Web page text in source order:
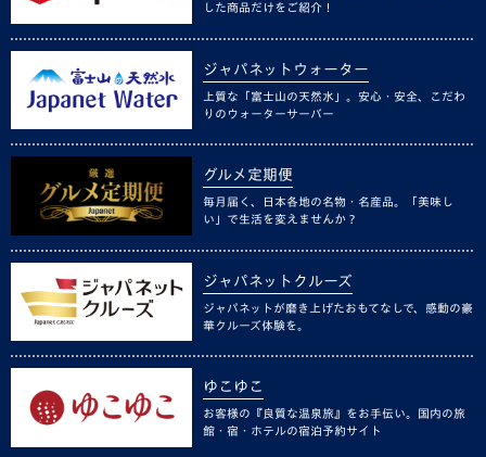
した商品だけをご紹介！
ジャパネットウォーター
上質な「富士山の天然水」。安心・安全、こだわ
りのウォーターサーバー
グルメ定期便
毎月届く、日本各地の名物・名産品。「美味し
い」で生活を変えませんか？
ジャパネットクルーズ
ジャパネットが磨き上げたおもてなしで、感動の豪
華クルーズ体験を。
ゆこゆこ
お客様の『良質な温泉旅』をお手伝い。国内の旅
館・宿・ホテルの宿泊予約サイト